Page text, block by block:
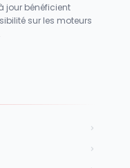
jour bénéficient
sur les moteurs